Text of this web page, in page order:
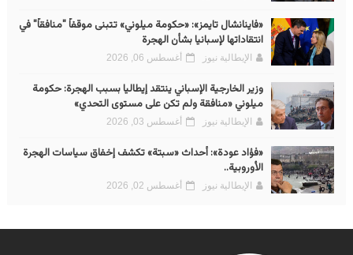
«فاينانشال تايمز»: «حكومة ميلوني» تتبنى موقفاً "منافقاً" في
انتقاداتها لإسبانيا بشأن الهجرة
الإيطالية نيوز أغسطس 06, 2026
وزير الخارجية الإسباني ينتقد إيطاليا بسبب الهجرة: حكومة
ميلوني «منافقة ولم تكن على مستوى التحدي»
الإيطالية نيوز أغسطس 03, 2026
«فؤاد عودة»: أحداث «سبتة» تكشف إخفاق سياسات الهجرة
الأوروبية..
الإيطالية نيوز أغسطس 02, 2026